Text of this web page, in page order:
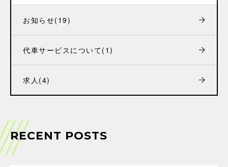
お知らせ(19)
代車サービスについて(1)
求人 (4)
RECENT POSTS